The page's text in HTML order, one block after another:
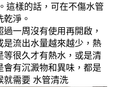
這樣的話，可在不傷水管
淨。
一周沒有使用再開啟，
是流出水量越來越少，熱
等很久才有熱水，或是清
會有沉澱物和異味，都是
就需要 水管清洗